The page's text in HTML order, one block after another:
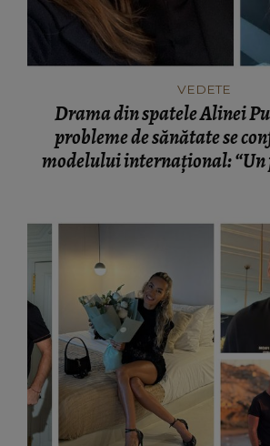
VEDETE
Drama din spatele Alinei
probleme de sănătate se
modelului internațional: “Un